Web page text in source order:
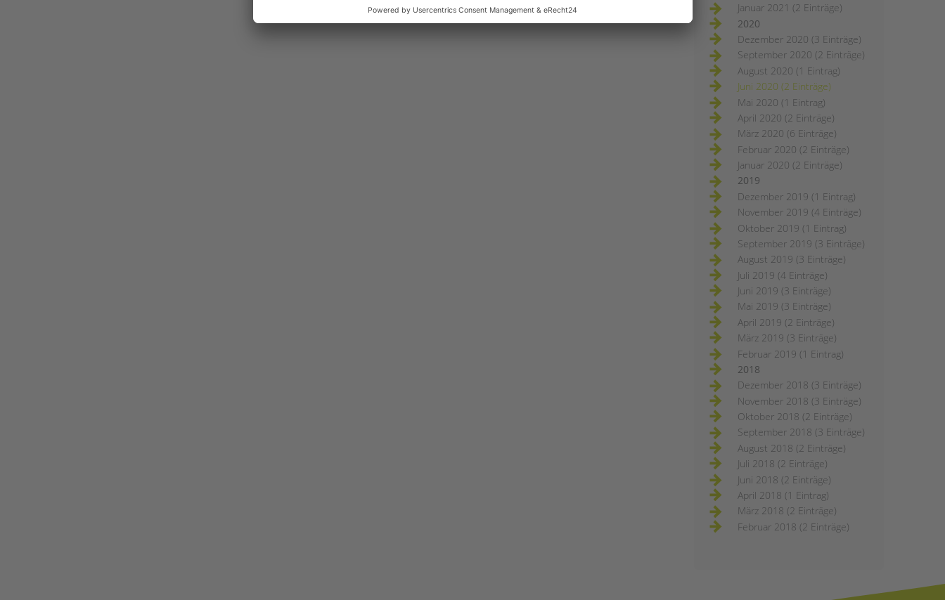
Januar 2021 (2 Einträge)
2020
Dezember 2020 (3 Einträge)
September 2020 (2 Einträge)
August 2020 (1 Eintrag)
Juni 2020 (2 Einträge)
Mai 2020 (1 Eintrag)
April 2020 (2 Einträge)
März 2020 (6 Einträge)
Februar 2020 (2 Einträge)
Januar 2020 (2 Einträge)
2019
Dezember 2019 (1 Eintrag)
November 2019 (4 Einträge)
Oktober 2019 (1 Eintrag)
September 2019 (3 Einträge)
August 2019 (3 Einträge)
Juli 2019 (4 Einträge)
Juni 2019 (3 Einträge)
Mai 2019 (3 Einträge)
April 2019 (2 Einträge)
März 2019 (3 Einträge)
Februar 2019 (1 Eintrag)
2018
Dezember 2018 (3 Einträge)
November 2018 (3 Einträge)
Oktober 2018 (2 Einträge)
September 2018 (3 Einträge)
August 2018 (2 Einträge)
Juli 2018 (2 Einträge)
Juni 2018 (2 Einträge)
April 2018 (1 Eintrag)
März 2018 (2 Einträge)
Februar 2018 (2 Einträge)